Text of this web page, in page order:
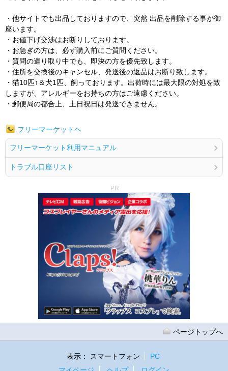
・他サイトでも出品しておりますので、突然 出品を削除する事が御
座います。
・お値下げ交渉はお断りしております。
・お急ぎの方は、必ず購入前にご質問ください。
・質問の遣り取り中でも、即決の方を優先致します。
・住所を交換後のキャンセル、発送後の返品はお断り致します。
・猫10匹↑＆犬1匹、飼っております。出荷時には最大限の対処を致
しますが、アレルギーをお持ちの方はご遠慮ください。
・郵便局の都合上、土日祝日は発送できません。
フリーマーケットへ
フリーマーケット利用マニュアル
トラブル口座リスト
PR
ページトップへ
表示： スマートフォン
PC